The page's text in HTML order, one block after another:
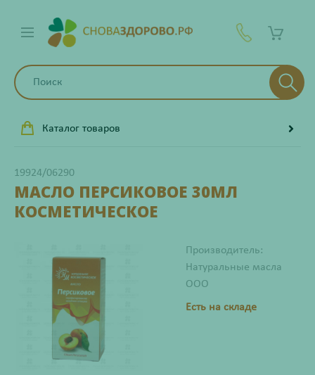
Каталог товаров
19924/06290
МАСЛО ПЕРСИКОВОЕ 30МЛ
КОСМЕТИЧЕСКОЕ
Производитель:
Натуральные масла
ООО
Есть на складе